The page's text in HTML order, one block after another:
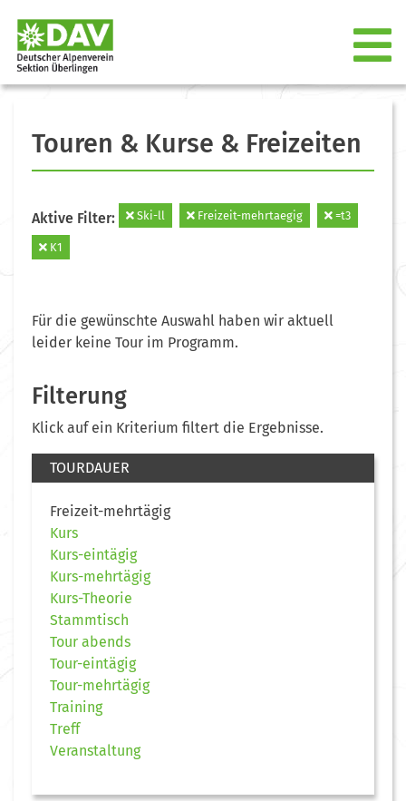
Touren & Kurse & Freizeiten
Aktive Filter: Ski-ll Freizeit-mehrtaegig =t3
K1
Für die gewünschte Auswahl haben wir aktuell
leider keine Tour im Programm.
Filterung
Klick auf ein Kriterium filtert die Ergebnisse.
TOURDAUER
Freizeit-mehrtägig
Kurs
Kurs-eintägig
Kurs-mehrtägig
Kurs-Theorie
Stammtisch
Tour abends
Tour-eintägig
Tour-mehrtägig
Training
Treff
Veranstaltung